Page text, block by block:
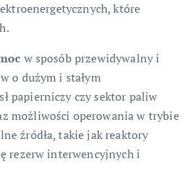
które
w sposób przewidywalny i
o dużym i stałym
papierniczy czy sektor paliw
możliwości operowania w trybie
źródła, takie jak reaktory
rezerw interwencyjnych i